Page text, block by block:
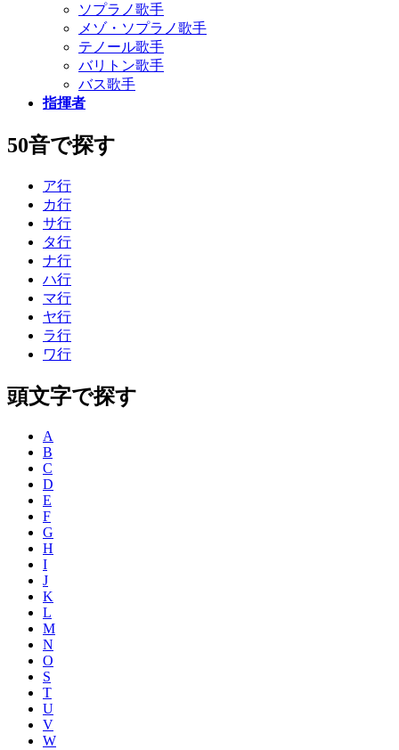
ソプラノ歌手
メゾ・ソプラノ歌手
テノール歌手
バリトン歌手
バス歌手
指揮者
50音で探す
ア行
カ行
サ行
タ行
ナ行
ハ行
マ行
ヤ行
ラ行
ワ行
頭文字で探す
A
B
C
D
E
F
G
H
I
J
K
L
M
N
O
S
T
U
V
W